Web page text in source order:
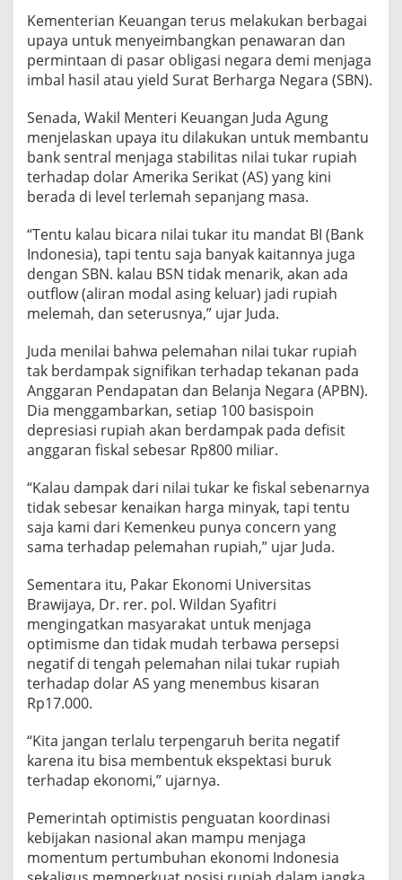
Kementerian Keuangan terus melakukan berbagai
upaya untuk menyeimbangkan penawaran dan
permintaan di pasar obligasi negara demi menjaga
imbal hasil atau yield Surat Berharga Negara (SBN).
Senada, Wakil Menteri Keuangan Juda Agung
menjelaskan upaya itu dilakukan untuk membantu
bank sentral menjaga stabilitas nilai tukar rupiah
terhadap dolar Amerika Serikat (AS) yang kini
berada di level terlemah sepanjang masa.
“Tentu kalau bicara nilai tukar itu mandat BI (Bank
Indonesia), tapi tentu saja banyak kaitannya juga
dengan SBN. kalau BSN tidak menarik, akan ada
outflow (aliran modal asing keluar) jadi rupiah
melemah, dan seterusnya,” ujar Juda.
Juda menilai bahwa pelemahan nilai tukar rupiah
tak berdampak signifikan terhadap tekanan pada
Anggaran Pendapatan dan Belanja Negara (APBN).
Dia menggambarkan, setiap 100 basispoin
depresiasi rupiah akan berdampak pada defisit
anggaran fiskal sebesar Rp800 miliar.
“Kalau dampak dari nilai tukar ke fiskal sebenarnya
tidak sebesar kenaikan harga minyak, tapi tentu
saja kami dari Kemenkeu punya concern yang
sama terhadap pelemahan rupiah,” ujar Juda.
Sementara itu, Pakar Ekonomi Universitas
Brawijaya, Dr. rer. pol. Wildan Syafitri
mengingatkan masyarakat untuk menjaga
optimisme dan tidak mudah terbawa persepsi
negatif di tengah pelemahan nilai tukar rupiah
terhadap dolar AS yang menembus kisaran
Rp17.000.
“Kita jangan terlalu terpengaruh berita negatif
karena itu bisa membentuk ekspektasi buruk
terhadap ekonomi,” ujarnya.
Pemerintah optimistis penguatan koordinasi
kebijakan nasional akan mampu menjaga
momentum pertumbuhan ekonomi Indonesia